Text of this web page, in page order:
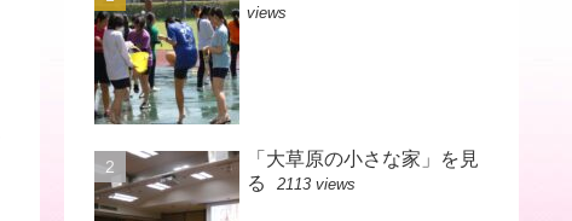
views
「大草原の小さな家」を見
る
2113 views